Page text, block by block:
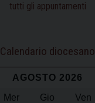
tutti gli appuntamenti
Calendario diocesano
AGOSTO 2026
Mer Gio Ven